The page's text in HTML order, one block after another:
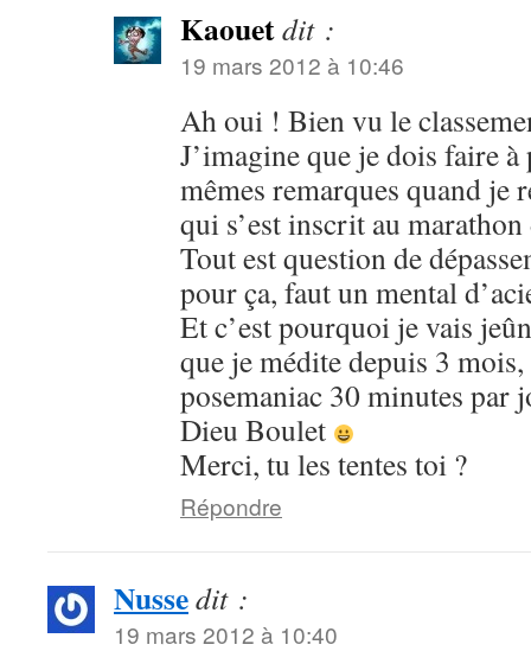
Kaouetdit :
19 mars 2012 à 10:46
Ah oui ! Bien vu le
J’imagine que je dois faire à
mêmes remarques quand je
qui s’est inscrit au
Tout est question de
pour ça, faut un mental
Et c’est pourquoi je vais
que je médite depuis 3
posemaniac 30 minutes par
Dieu Boulet
Merci, tu les tentes toi ?
Répondre
Nussedit :
19 mars 2012 à 10:40